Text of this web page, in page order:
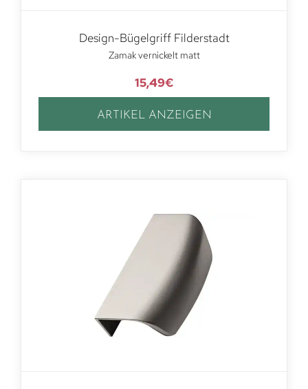
Design-Bügelgriff Filderstadt
Zamak vernickelt matt
15,49€
ARTIKEL ANZEIGEN